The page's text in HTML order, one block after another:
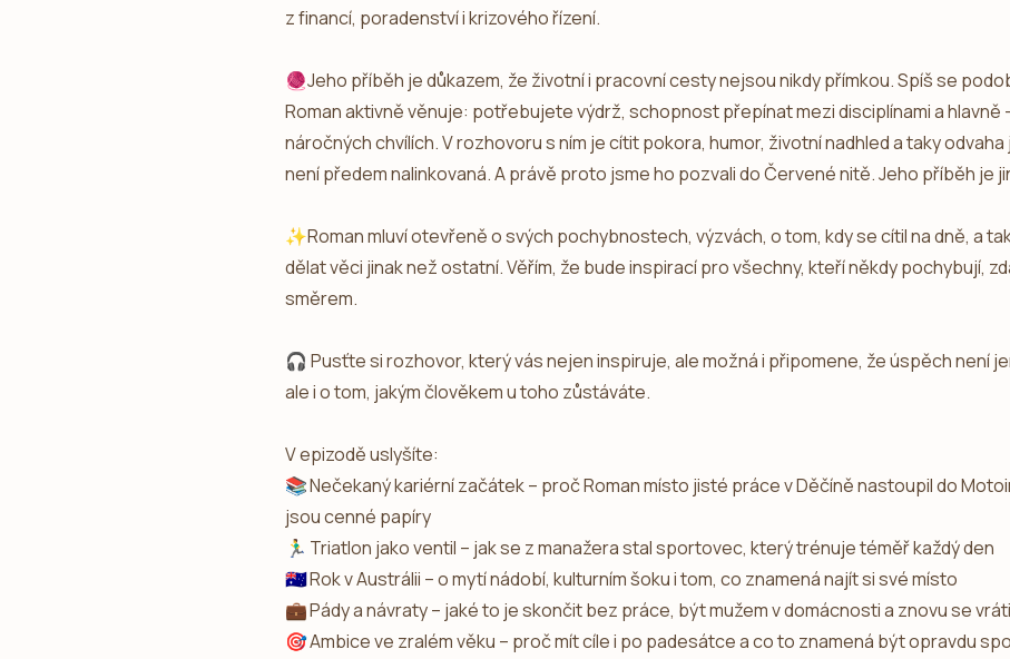
z financí, poradenství i krizového řízení.
🧶Jeho příběh je důkazem, že životní i pracovní cesty nejsou nikdy přímkou. Spíš se
Roman aktivně věnuje: potřebujete výdrž, schopnost přepínat mezi disciplínami a hlavně
náročných chvílích. V rozhovoru s ním je cítit pokora, humor, životní nadhled a taky
není předem nalinkovaná. A právě proto jsme ho pozvali do Červené nitě. Jeho příběh je
✨Roman mluví otevřeně o svých pochybnostech, výzvách, o tom, kdy se cítil na dně, a
dělat věci jinak než ostatní. Věřím, že bude inspirací pro všechny, kteří někdy pochybují,
směrem.
🎧 Pusťte si rozhovor, který vás nejen inspiruje, ale možná i připomene, že úspěch není
ale i o tom, jakým člověkem u toho zůstáváte.
V epizodě uslyšíte:
📚 Nečekaný kariérní začátek – proč Roman místo jisté práce v Děčíně nastoupil do
jsou cenné papíry
🏃‍♂️ Triatlon jako ventil – jak se z manažera stal sportovec, který trénuje téměř každý den
🇦🇺 Rok v Austrálii – o mytí nádobí, kulturním šoku i tom, co znamená najít si své místo
💼 Pády a návraty – jaké to je skončit bez práce, být mužem v domácnosti a znovu se
🎯 Ambice ve zralém věku – proč mít cíle i po padesátce a co to znamená být opravdu